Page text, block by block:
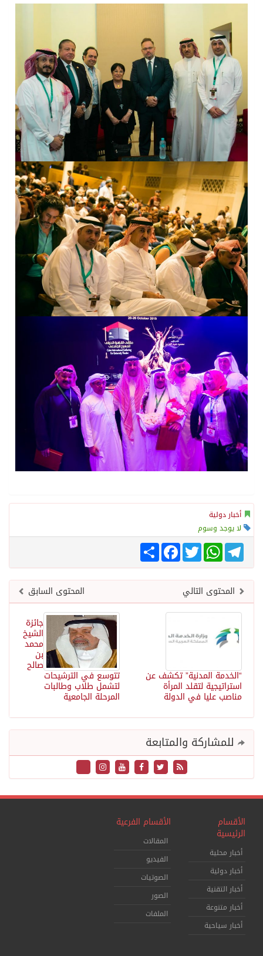
أخبار دولية
لا يوجد وسوم
انشر
FacebookTwitter
WhatsAppTelegram
المحتوى السابق
المحتوى التالي
جائزة
الشيخ
محمد
بن
صالح
تتوسع في الترشيحات
لتشمل طلاب وطالبات
المرحلة الجامعية
“الخدمة المدنية” تكشف عن
استراتيجية لتقلد المرأة
مناصب عليا في الدولة
للمشاركة والمتابعة
الأقسام
الرئيسية
أخبار محلية
أخبار دولية
أخبار التقنية
أخبار متنوعة
أخبار سياحية
الأقسام الفرعية
المقالات
الفيديو
الصوتيات
الصور
الملفات